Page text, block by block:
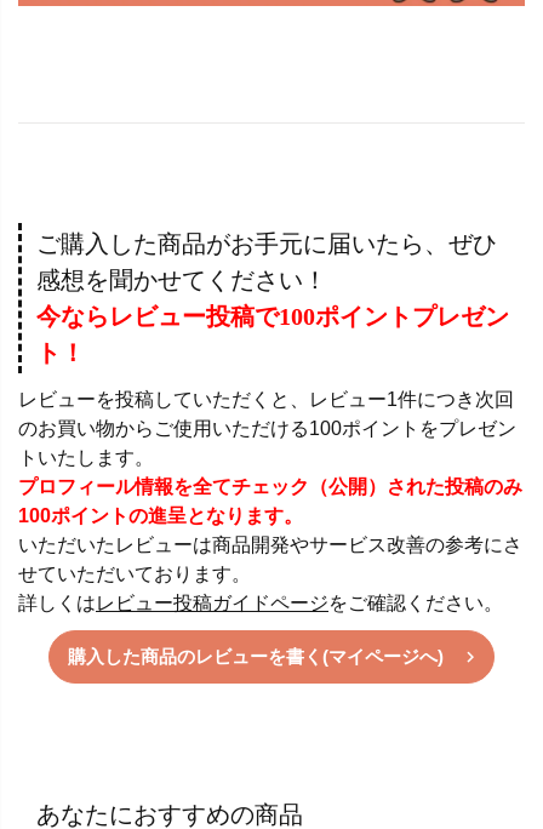
ご購入した商品がお手元に届いたら、ぜひ
感想を聞かせてください！
今ならレビュー投稿で100ポイントプレゼン
ト！
レビューを投稿していただくと、レビュー1件につき次回
のお買い物からご使用いただける100ポイントをプレゼン
トいたします。
プロフィール情報を全てチェック（公開）された投稿のみ
100ポイントの進呈となります。
いただいたレビューは商品開発やサービス改善の参考にさ
せていただいております。
詳しくはレビュー投稿ガイドページをご確認ください。
購入した商品のレビューを書く(マイページへ)
あなたにおすすめの商品